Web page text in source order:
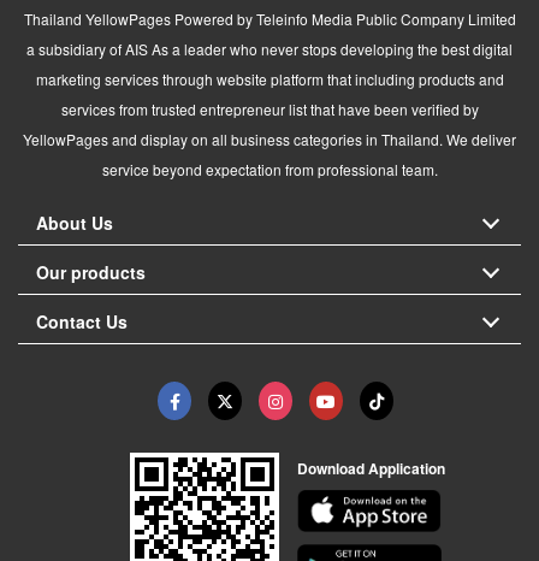
Thailand YellowPages Powered by Teleinfo Media Public Company Limited
a subsidiary of AIS As a leader who never stops developing the best digital
marketing services through website platform that including products and
services from trusted entrepreneur list that have been verified by
YellowPages and display on all business categories in Thailand. We deliver
service beyond expectation from professional team.
About Us
Our products
Contact Us
Download Application